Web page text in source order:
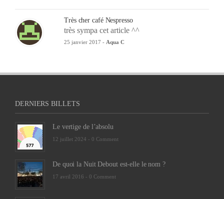
Très cher café Nespresso
très sympa cet article ^^
25 janvier 2017 - Aqua C
DERNIERS BILLETS
Le vertige de l’absolu
12 juillet 2024 - 0 Comment
De quoi la Nuit Debout est-elle le nom ?
17 avril 2016 - 0 Comment